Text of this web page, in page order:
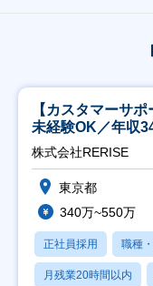
【カスタマーサ
未経験OK／年収
株式会社RERISE
東京都
340万~550万
正社員採用 職種
月残業20時間以内